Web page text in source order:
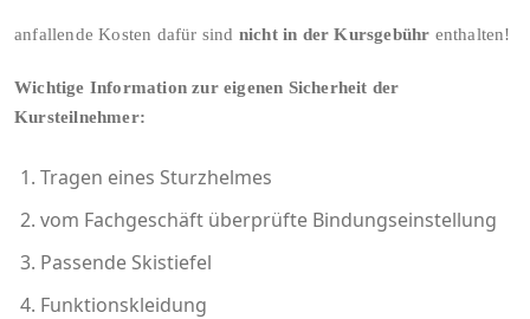
anfallende Kosten dafür sind nicht in der Kursgebühr enthalten!
Wichtige Information zur eigenen Sicherheit der
Kursteilnehmer:
Tragen eines Sturzhelmes
vom Fachgeschäft überprüfte Bindungseinstellung
Passende Skistiefel
Funktionskleidung